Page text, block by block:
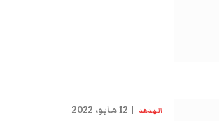
الهدهد 12 مايو، 2022